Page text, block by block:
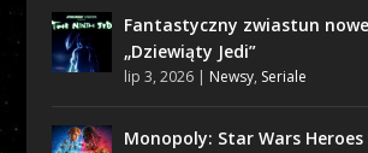
Fantastyczny zwiastun
„Dziewiąty Jedi”
lip 3, 2026| Newsy, Seriale
Monopoly: Star Wars